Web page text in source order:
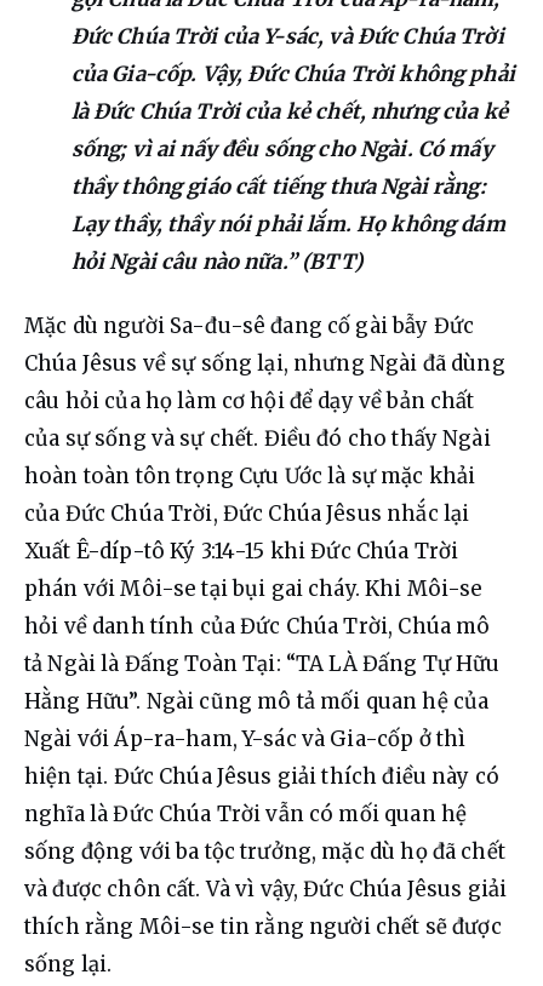
Đức Chúa Trời của Y-sác, và Đức Chúa Trời
của Gia-cốp. Vậy, Đức Chúa Trời không phải
là Đức Chúa Trời của kẻ chết, nhưng của kẻ
sống; vì ai nấy đều sống cho Ngài. Có mấy
thầy thông giáo cất tiếng thưa Ngài rằng:
Lạy thầy, thầy nói phải lắm. Họ không dám
hỏi Ngài câu nào nữa.” (BTT)
Mặc dù người Sa-đu-sê đang cố gài bẫy Đức
Chúa Jêsus về sự sống lại, nhưng Ngài đã dùng
câu hỏi của họ làm cơ hội để dạy về bản chất
của sự sống và sự chết. Điều đó cho thấy Ngài
hoàn toàn tôn trọng Cựu Ước là sự mặc khải
của Đức Chúa Trời, Đức Chúa Jêsus nhắc lại
Xuất Ê-díp-tô Ký 3:14-15 khi Đức Chúa Trời
phán với Môi-se tại bụi gai cháy. Khi Môi-se
hỏi về danh tính của Đức Chúa Trời, Chúa mô
tả Ngài là Đấng Toàn Tại: “TA LÀ Đấng Tự Hữu
Hằng Hữu”. Ngài cũng mô tả mối quan hệ của
Ngài với Áp-ra-ham, Y-sác và Gia-cốp ở thì
hiện tại. Đức Chúa Jêsus giải thích điều này có
nghĩa là Đức Chúa Trời vẫn có mối quan hệ
sống động với ba tộc trưởng, mặc dù họ đã chết
và được chôn cất. Và vì vậy, Đức Chúa Jêsus giải
thích rằng Môi-se tin rằng người chết sẽ được
sống lại.